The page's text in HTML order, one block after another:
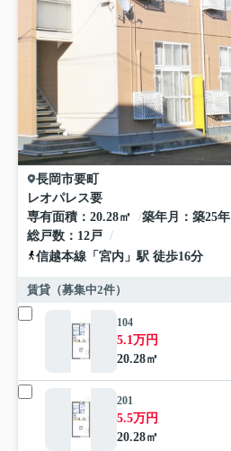
長岡市要町
レオパレス要
専有面積
20.28㎡ 築年月 築25年
総戸数
12戸
信越本線 「 宮内 」駅 徒歩16分
賃貸（募集中2件）
104
5.1万円
20.28㎡
201
5.5万円
20.28㎡